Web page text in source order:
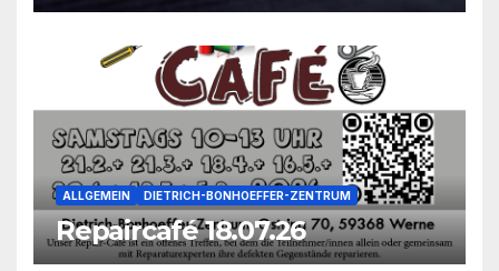
ALLGEMEIN DIETRICH-BONHOEFFER-ZENTRUM
Repaircafé 18.07.26